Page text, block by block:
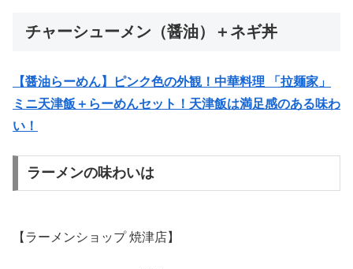
チャーシューメン（醤油）＋ネギ丼
【醤油らーめん】ピンク色の外観！中華料理 「拉麺家」
ミニ天津飯＋らーめんセット！天津飯は満足感のある味わ
い！
ラーメンの味わいは
【ラーメンショップ 焼津店】